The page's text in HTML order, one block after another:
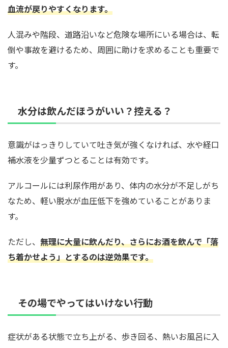
血流が戻りやすくなります。
人混みや階段、道路沿いなど危険な場所にいる場合は、転
倒や事故を避けるため、周囲に助けを求めることも重要で
す。
水分は飲んだほうがいい？控える？
意識がはっきりしていて吐き気が強くなければ、水や経口
補水液を少量ずつとることは有効です。
アルコールには利尿作用があり、体内の水分が不足しがち
なため、軽い脱水が血圧低下を強めていることがありま
す。
ただし、 無理に大量に飲んだり、さらにお酒を飲んで「落
ち着かせよう」とするのは逆効果です。
その場でやってはいけない行動
症状がある状態で立ち上がる、歩き回る、熱いお風呂に入